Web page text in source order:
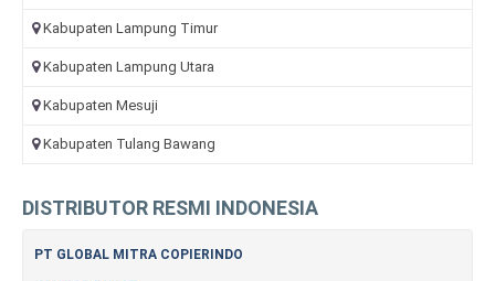
Kabupaten Lampung Timur
Kabupaten Lampung Utara
Kabupaten Mesuji
Kabupaten Tulang Bawang
DISTRIBUTOR RESMI INDONESIA
PT GLOBAL MITRA COPIERINDO